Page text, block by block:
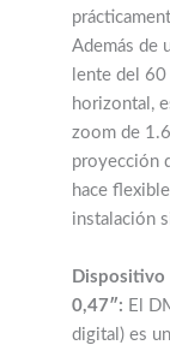
Además de
lente del
horizontal,
zoom de
proyección
hace
instalación
Dispositivo
0,47″: El
digital) es